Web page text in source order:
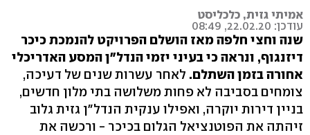
אמיתי גזית, כלכליסט
עודכן: 22.02.20, 08:49
שנה וחצי חלפה מאז הושלם הפרויקט להנמכת כיכר
דיזנגוף, ונראה כי בעיני יזמי הנדל"ן המסע האדריכלי
אחורה בזמן השתלם. לאחר עשרות שנים של דעיכה,
צומחים בסביבה לא פחות משלושה בתי מלון חדשים,
בניין דירות יוקרה, ואפילו ענקית הנדל"ן גזית גלוב
זיהתה את הפוטנציאל הגלום בכיכר - ורכשה את